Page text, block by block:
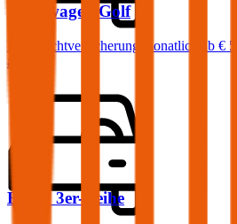
Volkswagen Golf
Haftpflichtversicherung monatlich ab € 50
ab …
BMW 3er-Reihe